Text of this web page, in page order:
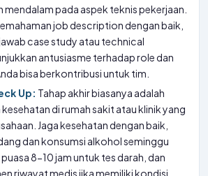
mendalam pada aspek teknis pekerjaan.
job description dengan baik,
case study atau technical
antusiasme terhadap role dan
bisa berkontribusi untuk tim.
Up: Tahap akhir biasanya adalah
di rumah sakit atau klinik yang
Jaga kesehatan dengan baik,
dan konsumsi alkohol seminggu
8-10 jam untuk tes darah, dan
riwayat medis jika memiliki kondisi